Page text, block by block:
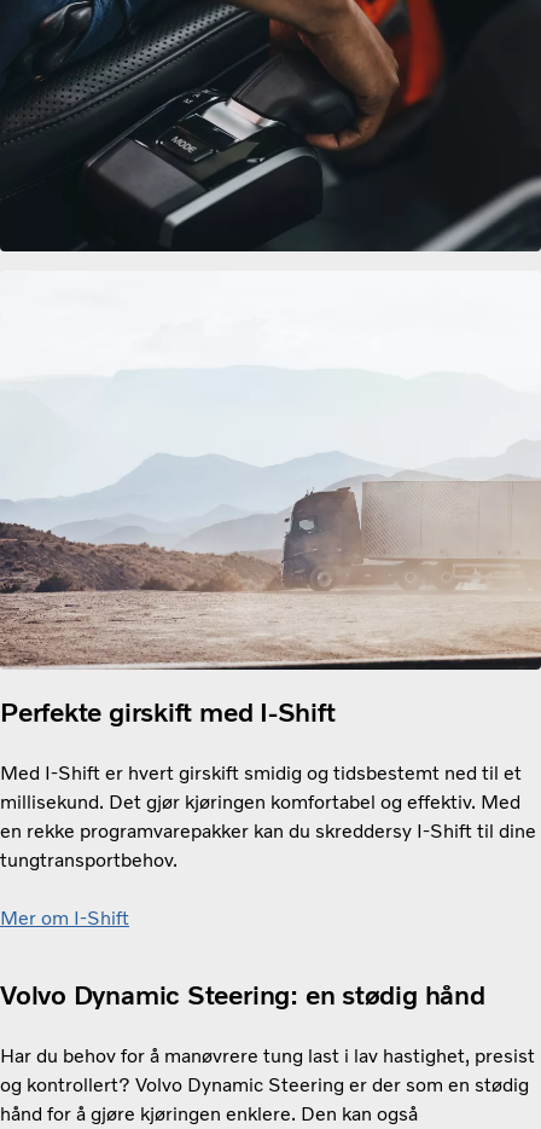
Perfekte girskift med I-Shift
Med I-Shift er hvert girskift smidig og tidsbestemt ned til et
millisekund. Det gjør kjøringen komfortabel og effektiv. Med
en rekke programvarepakker kan du skreddersy I-Shift til dine
tungtransportbehov.
Mer om I-Shift
Volvo Dynamic Steering: en stødig hånd
Har du behov for å manøvrere tung last i lav hastighet, presist
og kontrollert? Volvo Dynamic Steering er der som en stødig
hånd for å gjøre kjøringen enklere. Den kan også